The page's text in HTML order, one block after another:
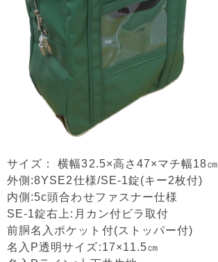
サイズ： 横幅32.5×高さ47×マチ幅18㎝
外側:8YSE2仕様/SE-1錠(キー2枚付)
内側:5c頭合わせファスナー仕様
SE-1錠右上:月カン付ビラ取付
前胴名入ポケット付(ストッパー付)
名入P透明サイズ:17×11.5㎝